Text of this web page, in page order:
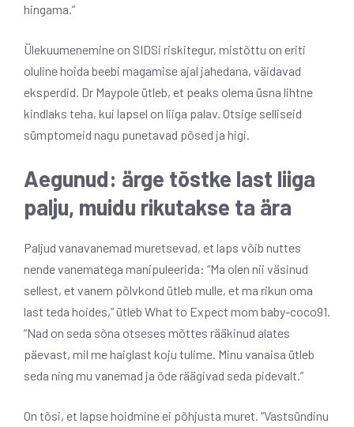
hingama.”
Ülekuumenemine on SIDSi riskitegur, mistõttu on eriti
oluline hoida beebi magamise ajal jahedana, väidavad
eksperdid. Dr Maypole ütleb, et peaks olema üsna lihtne
kindlaks teha, kui lapsel on liiga palav. Otsige selliseid
sümptomeid nagu punetavad põsed ja higi.
Aegunud: ärge tõstke last liiga
palju, muidu rikutakse ta ära
Paljud vanavanemad muretsevad, et laps võib nuttes
nende vanematega manipuleerida: “Ma olen nii väsinud
sellest, et vanem põlvkond ütleb mulle, et ma rikun oma
last teda hoides,” ütleb What to Expect mom baby-coco91.
“Nad on seda sõna otseses mõttes rääkinud alates
päevast, mil me haiglast koju tulime. Minu vanaisa ütleb
seda ning mu vanemad ja õde räägivad seda pidevalt.”
On tõsi, et lapse hoidmine ei põhjusta muret. “Vastsündinu